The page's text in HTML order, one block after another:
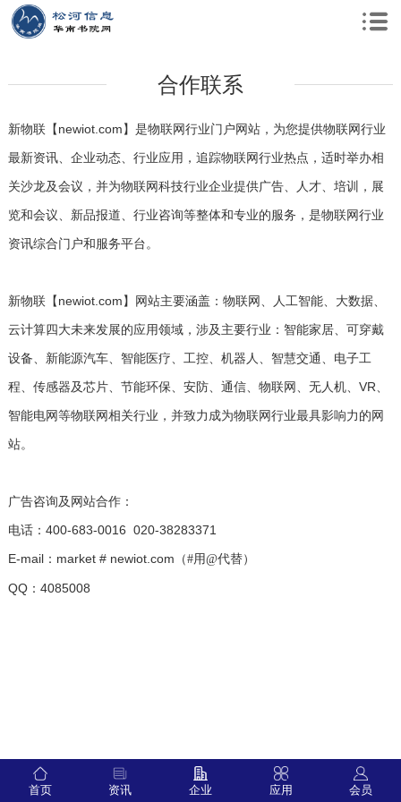
合作联系
新物联【newiot.com】是物联网行业门户网站，为您提供物联网行业
最新资讯、企业动态、行业应用，追踪物联网行业热点，适时举办相
关沙龙及会议，并为物联网科技行业企业提供广告、人才、培训，展
览和会议、新品报道、行业咨询等整体和专业的服务，是物联网行业
资讯综合门户和服务平台。
新物联【newiot.com】网站主要涵盖：物联网、人工智能、大数据、
云计算四大未来发展的应用领域，涉及主要行业：智能家居、可穿戴
设备、新能源汽车、智能医疗、工控、机器人、智慧交通、电子工
程、传感器及芯片、节能环保、安防、通信、物联网、无人机、VR、
智能电网等物联网相关行业，并致力成为物联网行业最具影响力的网
站。
广告咨询及网站合作：
电话：400-683-0016 020-38283371
E-mail：market # newiot.com （#用@代替）
QQ：4085008
首页 资讯 企业 应用 会员